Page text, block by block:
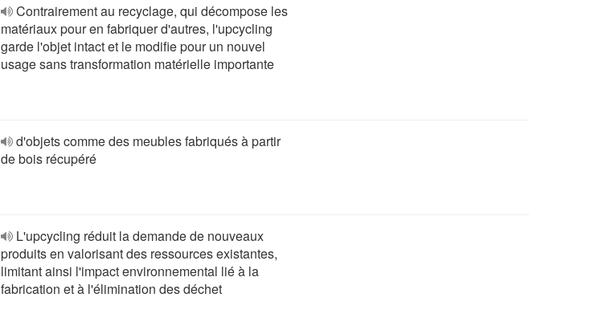
Contrairement au recyclage, qui décompose les
matériaux pour en fabriquer d'autres, l'upcycling
garde l'objet intact et le modifie pour un nouvel
usage sans transformation matérielle importante
d'objets comme des meubles fabriqués à partir
de bois récupéré
L'upcycling réduit la demande de nouveaux
produits en valorisant des ressources existantes,
limitant ainsi l'impact environnemental lié à la
fabrication et à l'élimination des déchet